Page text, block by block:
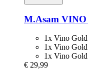
M.Asam VINO
1x Vino
1x Vino Gold
1x Vino
€ 29,99